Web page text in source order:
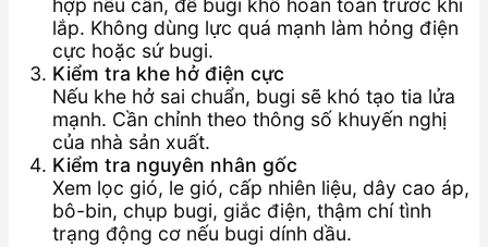
hợp nếu cần, để bugi khô hoàn toàn trước khi
lắp. Không dùng lực quá mạnh làm hỏng điện
cực hoặc sứ bugi.
Kiểm tra khe hở điện cực
Nếu khe hở sai chuẩn, bugi sẽ khó tạo tia lửa
mạnh. Cần chỉnh theo thông số khuyến nghị
của nhà sản xuất.
Kiểm tra nguyên nhân gốc
Xem lọc gió, le gió, cấp nhiên liệu, dây cao áp,
bô-bin, chụp bugi, giắc điện, thậm chí tình
trạng động cơ nếu bugi dính dầu.